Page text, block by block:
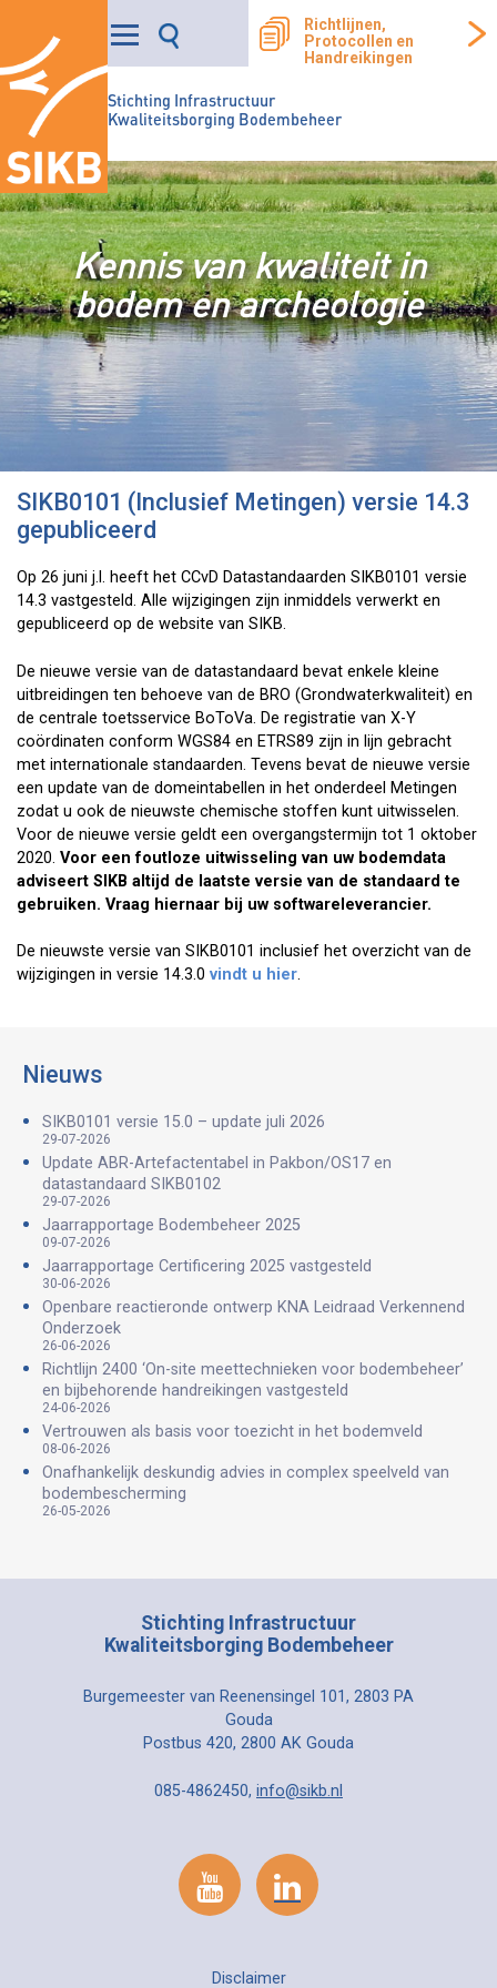
Stichting Infrastructuur
Kwaliteitsborging Bodembeheer
Richtlijnen,
Protocollen en
Handreikingen
Kennis van kwaliteit in
bodem en archeologie
SIKB0101 (Inclusief Metingen) versie 14.3
gepubliceerd
Op 26 juni j.l. heeft het CCvD Datastandaarden SIKB0101 versie
14.3 vastgesteld. Alle wijzigingen zijn inmiddels verwerkt en
gepubliceerd op de website van SIKB.
De nieuwe versie van de datastandaard bevat enkele kleine
uitbreidingen ten behoeve van de BRO (Grondwaterkwaliteit) en
de centrale toetsservice BoToVa. De registratie van X-Y
coördinaten conform WGS84 en ETRS89 zijn in lijn gebracht
met internationale standaarden. Tevens bevat de nieuwe versie
een update van de domeintabellen in het onderdeel Metingen
zodat u ook de nieuwste chemische stoffen kunt uitwisselen.
Voor de nieuwe versie geldt een overgangstermijn tot 1 oktober
2020. Voor een foutloze uitwisseling van uw bodemdata
adviseert SIKB altijd de laatste versie van de standaard te
gebruiken. Vraag hiernaar bij uw softwareleverancier.
De nieuwste versie van SIKB0101 inclusief het overzicht van de
wijzigingen in versie 14.3.0 vindt u hier.
Nieuws
SIKB0101 versie 15.0 – update juli 2026
29-07-2026
Update ABR-Artefactentabel in Pakbon/OS17 en
datastandaard SIKB0102
29-07-2026
Jaarrapportage Bodembeheer 2025
09-07-2026
Jaarrapportage Certificering 2025 vastgesteld
30-06-2026
Openbare reactieronde ontwerp KNA Leidraad Verkennend
Onderzoek
26-06-2026
Richtlijn 2400 ‘On-site meettechnieken voor bodembeheer’
en bijbehorende handreikingen vastgesteld
24-06-2026
Vertrouwen als basis voor toezicht in het bodemveld
08-06-2026
Onafhankelijk deskundig advies in complex speelveld van
bodembescherming
26-05-2026
Stichting Infrastructuur
Kwaliteitsborging Bodembeheer
Burgemeester van Reenensingel 101, 2803 PA
Gouda
Postbus 420, 2800 AK Gouda
085-4862450, info@sikb.nl
Disclaimer